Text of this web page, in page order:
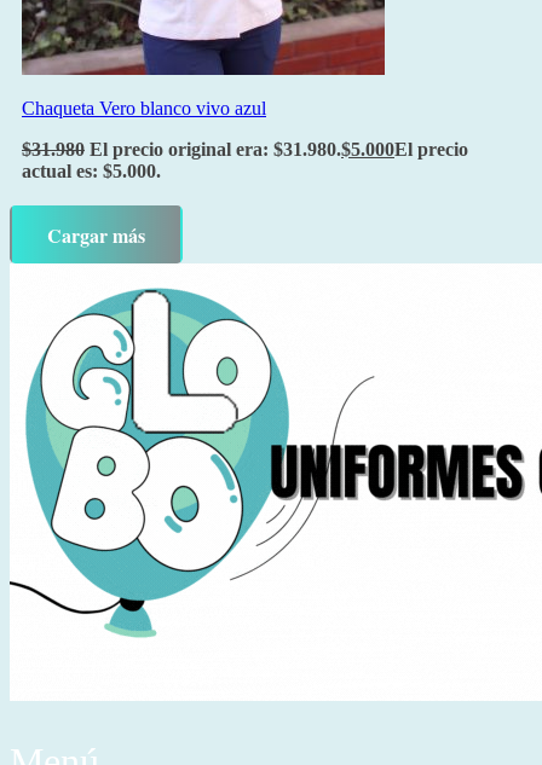
Chaqueta Vero blanco vivo azul
$31.980 El precio original era: $31.980.$5.000El precio
actual es: $5.000.
Cargar más